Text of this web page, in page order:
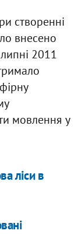
створенні
внесено
2011
мовлення у
ліси в